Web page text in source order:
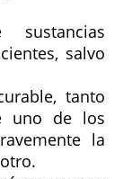
salvo
tanto
uno de los
la